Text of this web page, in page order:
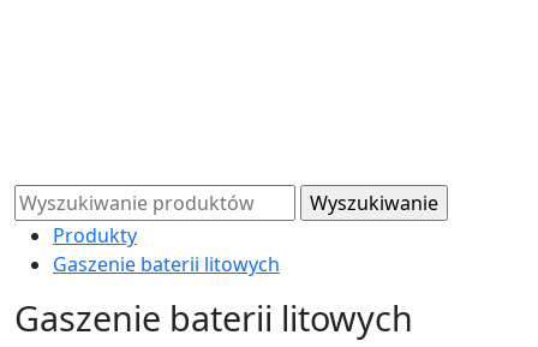
Produkty
Gaszenie baterii litowych
Gaszenie baterii litowych